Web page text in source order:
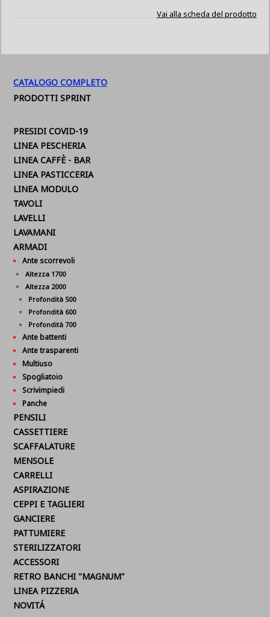
Vai alla scheda del prodotto
CATALOGO COMPLETO
PRODOTTI SPRINT
PRESIDI COVID-19
LINEA PESCHERIA
LINEA CAFFÈ - BAR
LINEA PASTICCERIA
LINEA MODULO
TAVOLI
LAVELLI
LAVAMANI
ARMADI
Ante scorrevoli
Altezza 1700
Altezza 2000
Profondità 500
Profondità 600
Profondità 700
Ante battenti
Ante trasparenti
Multiuso
Spogliatoio
Scrivimpiedi
Panche
PENSILI
CASSETTIERE
SCAFFALATURE
MENSOLE
CARRELLI
ASPIRAZIONE
CEPPI E TAGLIERI
GANCIERE
PATTUMIERE
STERILIZZATORI
ACCESSORI
RETRO BANCHI "MAGNUM"
LINEA PIZZERIA
NOVITÁ